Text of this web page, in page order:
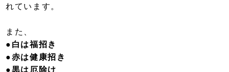
れています。
また、
●白は福招き
●赤は健康招き
●黒は厄除け